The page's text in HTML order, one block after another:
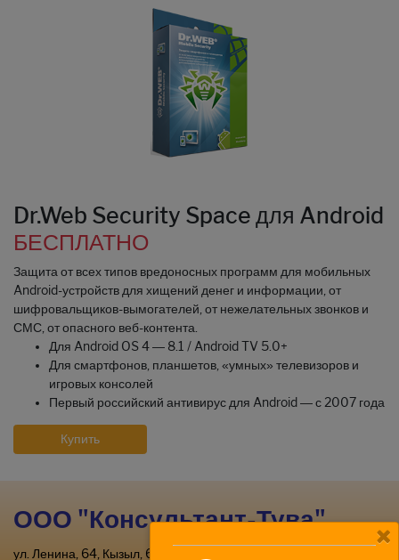
Dr.Web Security Space для Android
БЕСПЛАТНО
Защита от всех типов вредоносных программ для мобильных
Android-устройств для хищений денег и информации, от
шифровальщиков-вымогателей, от нежелательных звонков и
СМС, от опасного веб-контента.
Для Android OS 4 — 8.1 / Android TV 5.0+
Для смартфонов, планшетов, «умных» телевизоров и
игровых консолей
Первый российский антивирус для Android — с 2007 года
Купить
ООО "Консультант-Тува"
ул. Ленина, 64, Кызыл, 667000